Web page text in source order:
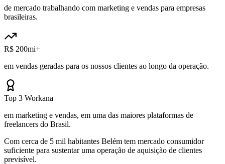
de mercado trabalhando com marketing e vendas para empresas
brasileiras.
R$ 200mi+
em vendas geradas para os nossos clientes ao longo da operação.
Top 3 Workana
em marketing e vendas, em uma das maiores plataformas de
freelancers do Brasil.
Com cerca de 5 mil habitantes Belém tem mercado consumidor
suficiente para sustentar uma operação de aquisição de clientes
previsível.